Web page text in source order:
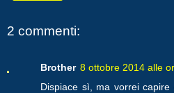
2 commenti:
Brother 8 ottobre 2014 alle
Dispiace sì, ma vorrei